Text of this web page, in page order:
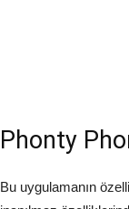
Phonty
Bu uygulamanın